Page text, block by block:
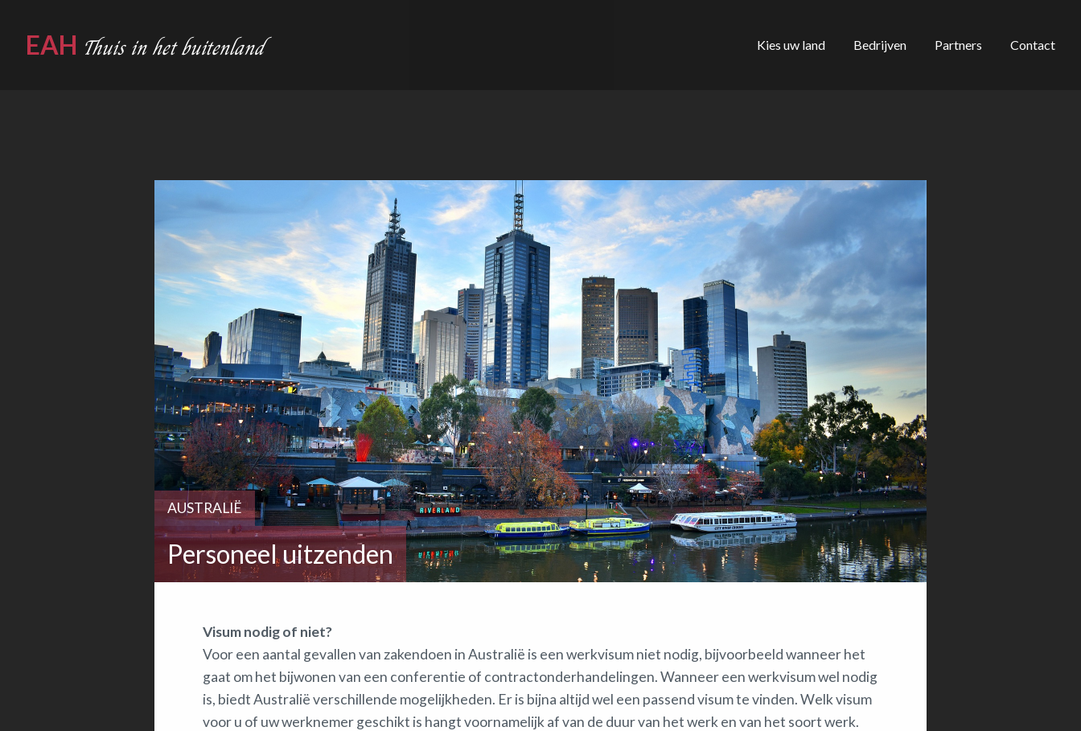
EAH Thuis in het buitenland Kies uw land Bedrijven Partners Contact
AUSTRALIË
Personeel uitzenden
Visum nodig of niet?
Voor een aantal gevallen van zakendoen in Australië is een werkvisum niet nodig, bijvoorbeeld wanneer het
gaat om het bijwonen van een conferentie of contractonderhandelingen. Wanneer een werkvisum wel nodig
is, biedt Australië verschillende mogelijkheden. Er is bijna altijd wel een passend visum te vinden. Welk visum
voor u of uw werknemer geschikt is hangt voornamelijk af van de duur van het werk en van het soort werk.